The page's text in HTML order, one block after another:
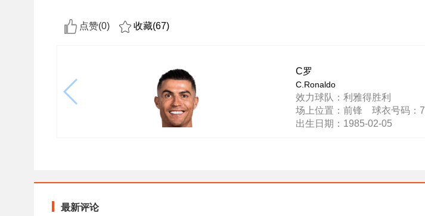
点赞(0) 收藏(67)
C罗
C.Ronaldo
效力球队：利雅得胜利
场上位置：前锋 球衣号码：7
出生日期：1985-02-05
最新评论